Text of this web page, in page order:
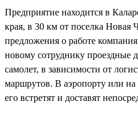
Предприятие находится в
края, в 30 км от поселка Новая
предложения о работе
новому сотруднику проездные
самолет, в зависимости от
маршрутов. В аэропорту или
его встретят и доставят